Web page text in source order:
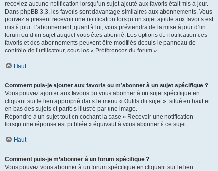
receviez aucune notification lorsqu’un sujet ajouté aux favoris était mis à jour.
Dans phpBB 3.3, les favoris sont davantage similaires aux abonnements. Vous
pouvez à présent recevoir une notification lorsqu’un sujet ajouté aux favoris est
mis à jour. L’abonnement, quant à lui, vous préviendra de la mise à jour d’un
forum ou d’un sujet auquel vous êtes abonné. Les options de notification des
favoris et des abonnements peuvent être modifiés depuis le panneau de
contrôle de l’utilisateur, sous les « Préférences du forum ».
Haut
Comment puis-je ajouter aux favoris ou m’abonner à un sujet spécifique ?
Vous pouvez ajouter aux favoris ou vous abonner à un sujet spécifique en
cliquant sur le lien approprié dans le menu « Outils du sujet », situé en haut et
en bas des sujets et parfois illustré par une image.
Répondre à un sujet tout en cochant la case « Recevoir une notification
lorsqu’une réponse est publiée » équivaut à vous abonner à ce sujet.
Haut
Comment puis-je m’abonner à un forum spécifique ?
Vous pouvez vous abonner à un forum spécifique en cliquant sur le lien